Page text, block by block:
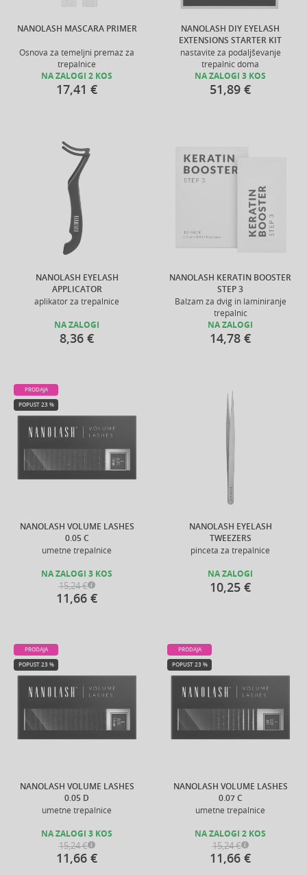
NANOLASH MASCARA PRIMER
Osnova za temeljni premaz za
trepalnice
NA ZALOGI 2 KOS
17,41 €
NANOLASH DIY EYELASH
EXTENSIONS STARTER KIT
nastavite za podaljševanje
trepalnic doma
NA ZALOGI 3 KOS
51,89 €
NANOLASH EYELASH
APPLICATOR
aplikator za trepalnice
NA ZALOGI
8,36 €
NANOLASH KERATIN BOOSTER
STEP 3
Balzam za dvig in laminiranje
trepalnic
NA ZALOGI
14,78 €
NANOLASH VOLUME LASHES
0.05 C
umetne trepalnice
PRODAJA
POPUST 23 %
NA ZALOGI 3 KOS
15,24 €
11,66 €
NANOLASH EYELASH
TWEEZERS
pinceta za trepalnice
NA ZALOGI
10,25 €
NANOLASH VOLUME LASHES
0.05 D
umetne trepalnice
PRODAJA
POPUST 23 %
NA ZALOGI 3 KOS
15,24 €
11,66 €
NANOLASH VOLUME LASHES
0.07 C
umetne trepalnice
PRODAJA
POPUST 23 %
NA ZALOGI 2 KOS
15,24 €
11,66 €